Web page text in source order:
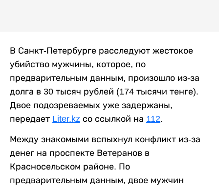
В Санкт-Петербурге расследуют жестокое
убийство мужчины, которое, по
предварительным данным, произошло из-за
долга в 30 тысяч рублей (174 тысячи тенге).
Двое подозреваемых уже задержаны,
передает Liter.kz со ссылкой на 112.
Между знакомыми вспыхнул конфликт из-за
денег на проспекте Ветеранов в
Красносельском районе. По
предварительным данным, двое мужчин